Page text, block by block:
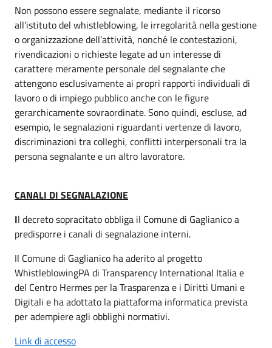
Non possono essere segnalate, mediante il ricorso
all’istituto del whistleblowing, le irregolarità nella gestione
o organizzazione dell’attività, nonché le contestazioni,
rivendicazioni o richieste legate ad un interesse di
carattere meramente personale del segnalante che
attengono esclusivamente ai propri rapporti individuali di
lavoro o di impiego pubblico anche con le figure
gerarchicamente sovraordinate. Sono quindi, escluse, ad
esempio, le segnalazioni riguardanti vertenze di lavoro,
discriminazioni tra colleghi, conflitti interpersonali tra la
persona segnalante e un altro lavoratore.
CANALI DI SEGNALAZIONE
Il decreto sopracitato obbliga il Comune di Gaglianico a
predisporre i canali di segnalazione interni.
Il Comune di Gaglianico ha aderito al progetto
WhistleblowingPA di Transparency International Italia e
del Centro Hermes per la Trasparenza e i Diritti Umani e
Digitali e ha adottato la piattaforma informatica prevista
per adempiere agli obblighi normativi.
Link di accesso